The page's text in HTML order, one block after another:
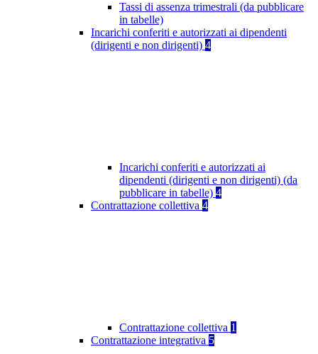
Tassi di assenza trimestrali (da pubblicare
in tabelle)
Incarichi conferiti e autorizzati ai dipendenti
(dirigenti e non dirigenti) 4
Incarichi conferiti e autorizzati ai
dipendenti (dirigenti e non dirigenti) (da
pubblicare in tabelle) 4
Contrattazione collettiva 4
Contrattazione collettiva 1
Contrattazione integrativa 5